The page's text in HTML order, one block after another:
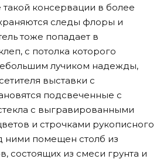
такой консервации в более
следы флоры и
тоже попадает в
с потолка которого
лучиком надежды,
выставки с
подсвеченные с
с выгравированными
и строчками рукописного
ними помещен столб из
состоящих из смеси грунта и